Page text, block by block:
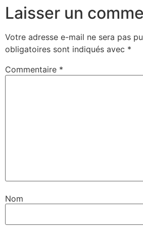
Laisser un
Votre adresse e-mail ne sera pas
obligatoires sont indiqués avec *
Commentaire *
Nom